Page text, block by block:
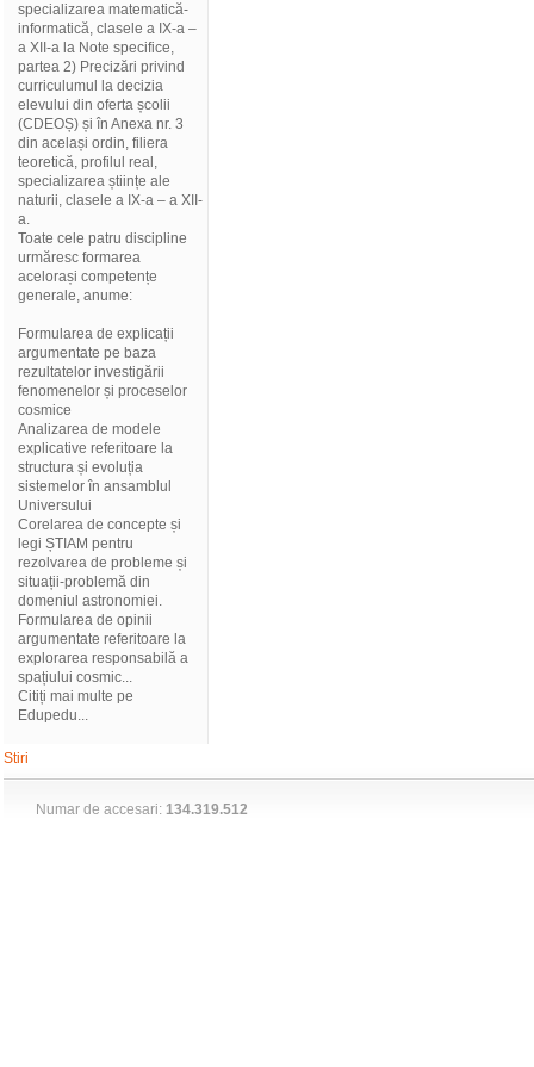
specializarea matematică-
informatică, clasele a IX-a –
a XII-a la Note specifice,
partea 2) Precizări privind
curriculumul la decizia
elevului din oferta școlii
(CDEOȘ) și în Anexa nr. 3
din același ordin, filiera
teoretică, profilul real,
specializarea științe ale
naturii, clasele a IX-a – a XII-
a.
Toate cele patru discipline
urmăresc formarea
acelorași competențe
generale, anume:
Formularea de explicații
argumentate pe baza
rezultatelor investigării
fenomenelor și proceselor
cosmice
Analizarea de modele
explicative referitoare la
structura și evoluția
sistemelor în ansamblul
Universului
Corelarea de concepte și
legi ȘTIAM pentru
rezolvarea de probleme și
situații-problemă din
domeniul astronomiei.
Formularea de opinii
argumentate referitoare la
explorarea responsabilă a
spațiului cosmic...
Citiți mai multe pe
Edupedu...
Stiri
Numar de accesari: 134.319.512